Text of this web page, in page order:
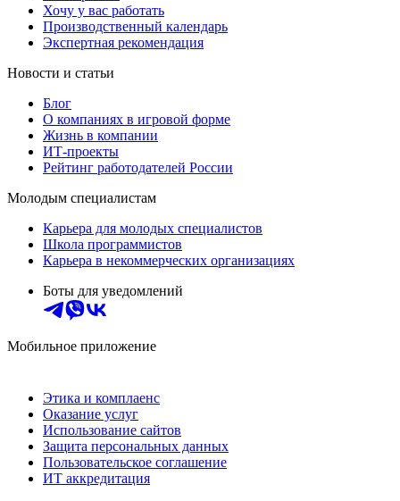
Хочу у вас работать
Производственный календарь
Экспертная рекомендация
Новости и статьи
Блог
О компаниях в игровой форме
Жизнь в компании
ИТ-проекты
Рейтинг работодателей России
Молодым специалистам
Карьера для молодых специалистов
Школа программистов
Карьера в некоммерческих организациях
Боты для уведомлений
Мобильное приложение
Этика и комплаенс
Оказание услуг
Использование сайтов
Защита персональных данных
Пользовательское соглашение
ИТ аккредитация